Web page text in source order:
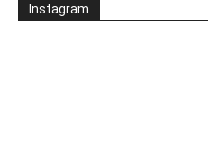
Instagram